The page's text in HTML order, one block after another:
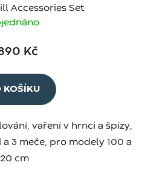
Accessories Set
Kč
KOŠÍKU
vaření v hrnci a špízy,
3 meče, pro modely 100 a
cm